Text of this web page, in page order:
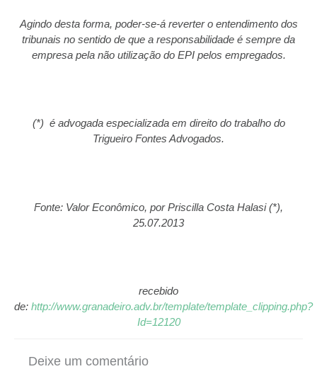
Agindo desta forma, poder-se-á reverter o entendimento dos
tribunais no sentido de que a responsabilidade é sempre da
empresa pela não utilização do EPI pelos empregados.
(*) é advogada especializada em direito do trabalho do
Trigueiro Fontes Advogados.
Fonte: Valor Econômico, por Priscilla Costa Halasi (*),
25.07.2013
recebido
de: http://www.granadeiro.adv.br/template/template_clipping.php?
Id=12120
Deixe um comentário